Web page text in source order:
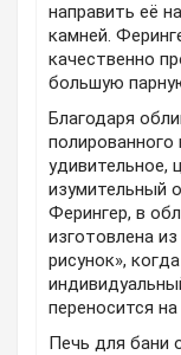
направить её
камней.
качественно
большую
Благодаря
удивительное,
изумительный
Ферингер, в
изготовлена
рисунок»,
переносится на
Печь для бани